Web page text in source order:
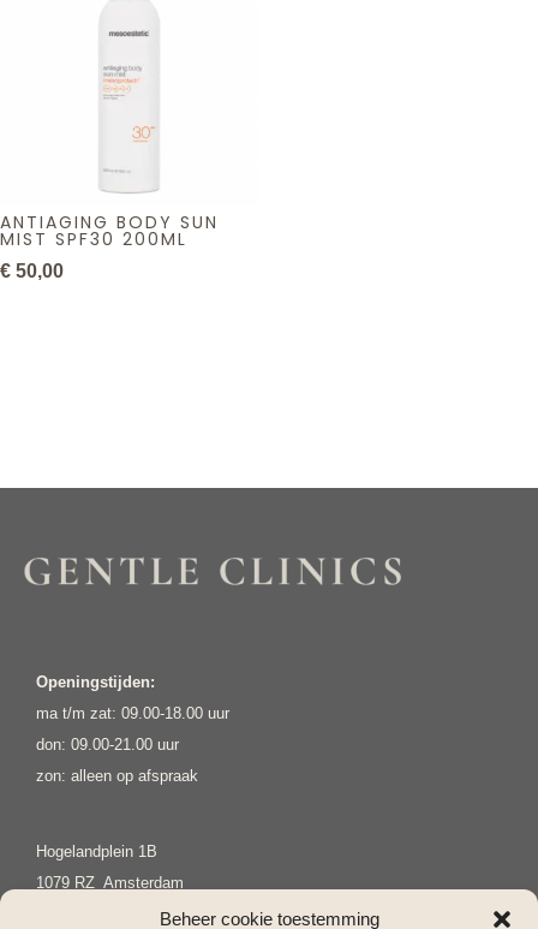
Beheer cookie toestemming
ANTIAGING BODY SUN
MIST SPF30 200ML
€ 50,00
Openingstijden:
ma t/m zat: 09.00-18.00 uur
don: 09.00-21.00 uur
zon: alleen op afspraak
Hogelandplein 1B
1079 RZ Amsterdam
Tel. 020 – 820 3773